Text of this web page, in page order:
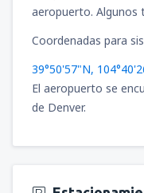
aeropuerto. Algunos
Coordenadas para
39°50'57"N,
El aeropuerto se
de Denver.